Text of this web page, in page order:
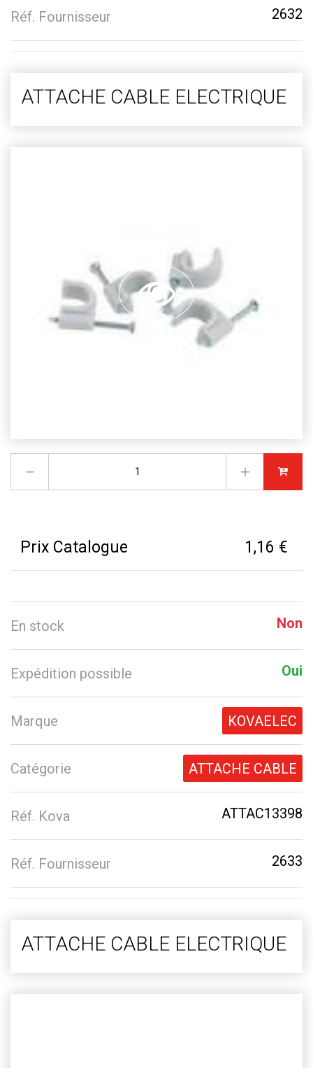
Réf. Fournisseur 2632
ATTACHE CABLE ELECTRIQUE
Prix Catalogue 1,16 €
En stock Non
Expédition possible Oui
Marque KOVAELEC
Catégorie ATTACHE CABLE
Réf. Kova ATTAC13398
Réf. Fournisseur 2633
ATTACHE CABLE ELECTRIQUE